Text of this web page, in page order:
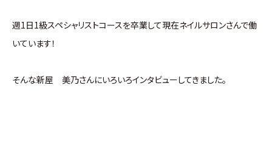
週1日1級スペシャリストコースを卒業して現在ネイルサロンさんで働
いています！
そんな新屋 美乃さんにいろいろインタビューしてきました。